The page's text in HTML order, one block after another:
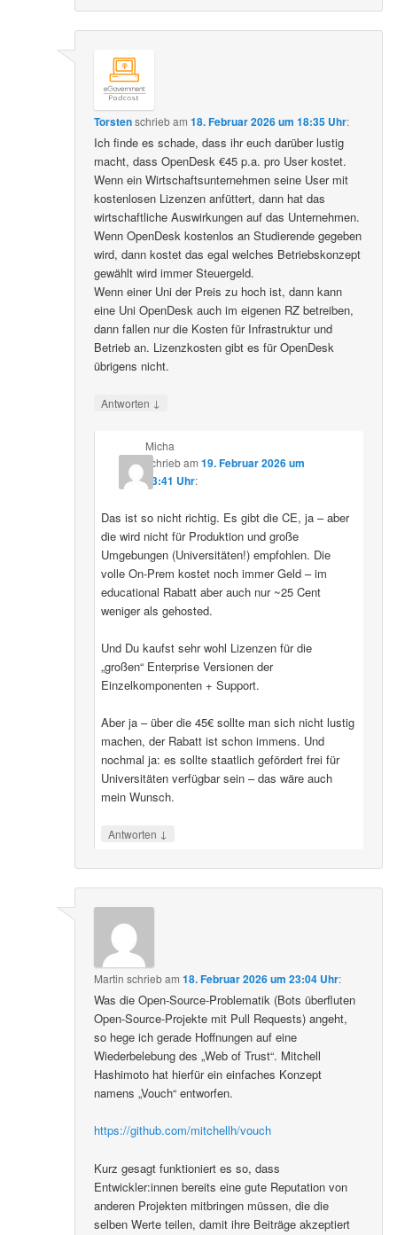
Torstenschriebam18. Februar 2026 um 18:35 Uhr:
Ich finde es schade, dass ihr euch darüber lustig
macht, dass OpenDesk €45 p.a. pro User kostet.
Wenn ein Wirtschaftsunternehmen seine User mit
kostenlosen Lizenzen anfüttert, dann hat das
wirtschaftliche Auswirkungen auf das Unternehmen.
Wenn OpenDesk kostenlos an Studierende gegeben
wird, dann kostet das egal welches Betriebskonzept
gewählt wird immer Steuergeld.
Wenn einer Uni der Preis zu hoch ist, dann kann
eine Uni OpenDesk auch im eigenen RZ betreiben,
dann fallen nur die Kosten für Infrastruktur und
Betrieb an. Lizenzkosten gibt es für OpenDesk
übrigens nicht.
Antworten ↓
Micha
schriebam 19. Februar 2026 um
13:41 Uhr:
Das ist so nicht richtig. Es gibt die CE, ja – aber
die wird nicht für Produktion und große
Umgebungen (Universitäten!) empfohlen. Die
volle On-Prem kostet noch immer Geld – im
educational Rabatt aber auch nur ~25 Cent
weniger als gehosted.
Und Du kaufst sehr wohl Lizenzen für die
„großen“ Enterprise Versionen der
Einzelkomponenten + Support.
Aber ja – über die 45€ sollte man sich nicht lustig
machen, der Rabatt ist schon immens. Und
nochmal ja: es sollte staatlich gefördert frei für
Universitäten verfügbar sein – das wäre auch
mein Wunsch.
Antworten ↓
Martin schriebam18. Februar 2026 um 23:04 Uhr:
Was die Open-Source-Problematik (Bots überfluten
Open-Source-Projekte mit Pull Requests) angeht,
so hege ich gerade Hoffnungen auf eine
Wiederbelebung des „Web of Trust“. Mitchell
Hashimoto hat hierfür ein einfaches Konzept
namens „Vouch“ entworfen.
https://github.com/mitchellh/vouch
Kurz gesagt funktioniert es so, dass
Entwickler:innen bereits eine gute Reputation von
anderen Projekten mitbringen müssen, die die
selben Werte teilen, damit ihre Beiträge akzeptiert